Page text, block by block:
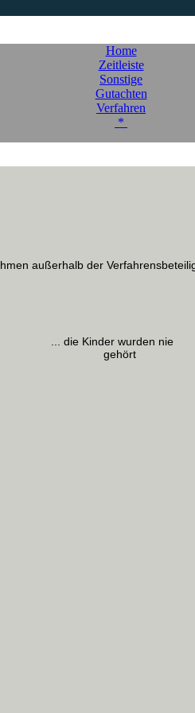
Home
Zeitleiste
Sonstige
Gutachten
Verfahren
*
außerhalb der
... die Kinder wurden nie
gehört